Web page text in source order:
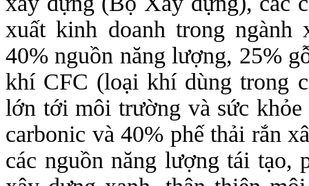
xuất kinh doanh trong ngành
40% nguồn năng lượng, 25%
khí CFC (loại khí dùng trong
lớn tới môi trường và sức
carbonic và 40% phế thải rắn
các nguồn năng lượng tái tạo,